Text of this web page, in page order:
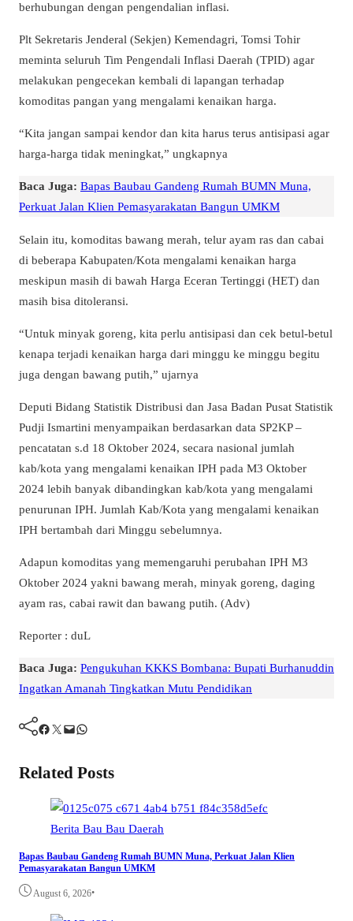
berhubungan dengan pengendalian inflasi.
Plt Sekretaris Jenderal (Sekjen) Kemendagri, Tomsi Tohir
meminta seluruh Tim Pengendali Inflasi Daerah (TPID) agar
melakukan pengecekan kembali di lapangan terhadap
komoditas pangan yang mengalami kenaikan harga.
“Kita jangan sampai kendor dan kita harus terus antisipasi agar
harga-harga tidak meningkat,” ungkapnya
Baca Juga: Bapas Baubau Gandeng Rumah BUMN Muna,
Perkuat Jalan Klien Pemasyarakatan Bangun UMKM
Selain itu, komoditas bawang merah, telur ayam ras dan cabai
di beberapa Kabupaten/Kota mengalami kenaikan harga
meskipun masih di bawah Harga Eceran Tertinggi (HET) dan
masih bisa ditoleransi.
“Untuk minyak goreng, kita perlu antisipasi dan cek betul-betul
kenapa terjadi kenaikan harga dari minggu ke minggu begitu
juga dengan bawang putih,” ujarnya
Deputi Bidang Statistik Distribusi dan Jasa Badan Pusat Statistik
Pudji Ismartini menyampaikan berdasarkan data SP2KP –
pencatatan s.d 18 Oktober 2024, secara nasional jumlah
kab/kota yang mengalami kenaikan IPH pada M3 Oktober
2024 lebih banyak dibandingkan kab/kota yang mengalami
penurunan IPH. Jumlah Kab/Kota yang mengalami kenaikan
IPH bertambah dari Minggu sebelumnya.
Adapun komoditas yang memengaruhi perubahan IPH M3
Oktober 2024 yakni bawang merah, minyak goreng, daging
ayam ras, cabai rawit dan bawang putih. (Adv)
Reporter : duL
Baca Juga: Pengukuhan KKKS Bombana: Bupati Burhanuddin
Ingatkan Amanah Tingkatkan Mutu Pendidikan
Facebook Twitter Mail WhatsApp
Related Posts
Berita Bau Bau Daerah
Bapas Baubau Gandeng Rumah BUMN Muna, Perkuat Jalan Klien
Pemasyarakatan Bangun UMKM
August 6, 2026•